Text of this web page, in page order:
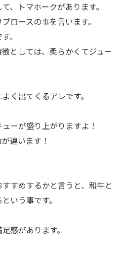
、トマホークがあります。
ロースの事を言います。
。
としては、柔らかくてジュー
く出てくるアレです。
ーが盛り上がりますよ！
違います！
すめするかと言うと、和牛と
いう事です。
感があります。